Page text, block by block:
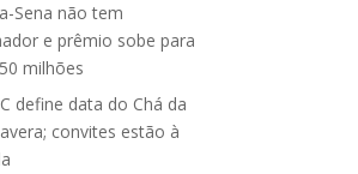
Sena não tem
e prêmio sobe para
milhões
define data do Chá da
convites estão à